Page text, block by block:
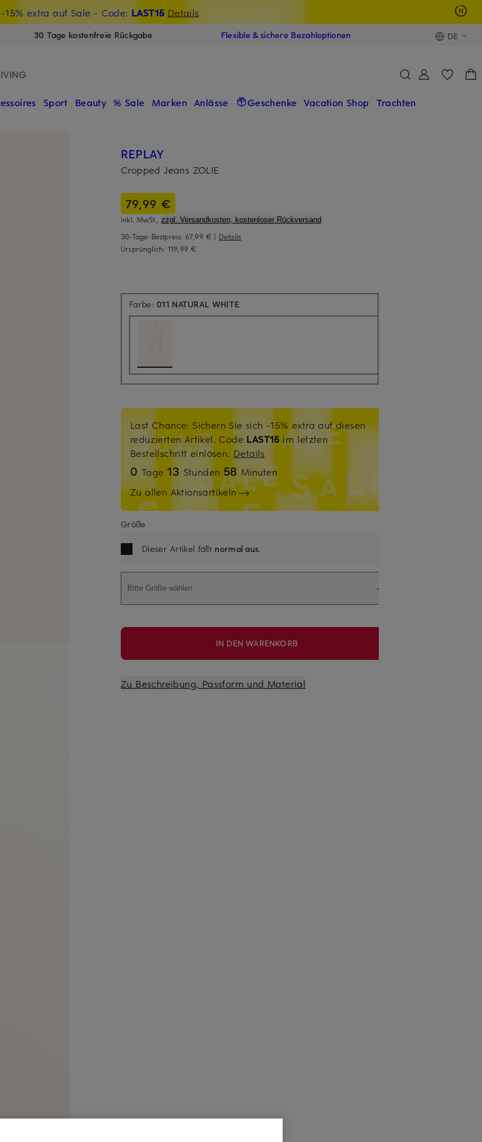
15% extra auf Sale - Code: LAST15 Details
mit Beyond sichern
30 Tage kostenfreie Rückgabe Flexible & sichere Bezahloptionen DE
Sport Beauty % Sale Marken Anlässe Geschenke Vacation Shop Trachten
REPLAY
Cropped Jeans ZOLIE
79,99 €
inkl. MwSt., zzgl. Versandkosten, kostenloser Rückversand
30-Tage-Bestpreis: 67,99 € | Details
Ursprünglich: 119,99 €
Farbe:011 NATURAL WHITE
Last Chance: Sichern Sie sich -15% extra auf diesen
reduzierten Artikel. Code LAST15 im letzten
Bestellschritt einlösen. Details
0 Tage13 Stunden 58 Minuten
Zu allen Aktionsartikeln
Größe
Dieser Artikel fällt normal aus.
Bitte Größe wählen
IN DEN WARENKORB
Zu Beschreibung, Passform und Material